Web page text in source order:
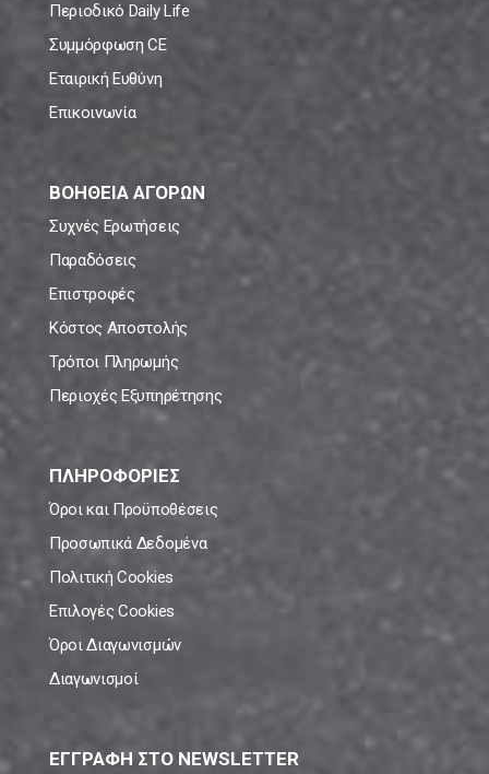
Περιοδικό Daily Life
Συμμόρφωση CE
Εταιρική Ευθύνη
Επικοινωνία
ΒΟΗΘΕΙΑ ΑΓΟΡΩΝ
Συχνές Ερωτήσεις
Παραδόσεις
Επιστροφές
Κόστος Αποστολής
Τρόποι Πληρωμής
Περιοχές Εξυπηρέτησης
ΠΛΗΡΟΦΟΡΙΕΣ
Όροι και Προϋποθέσεις
Προσωπικά Δεδομένα
Πολιτική Cookies
Επιλογές Cookies
Όροι Διαγωνισμών
Διαγωνισμοί
ΕΓΓΡΑΦΗ ΣΤΟ NEWSLETTER